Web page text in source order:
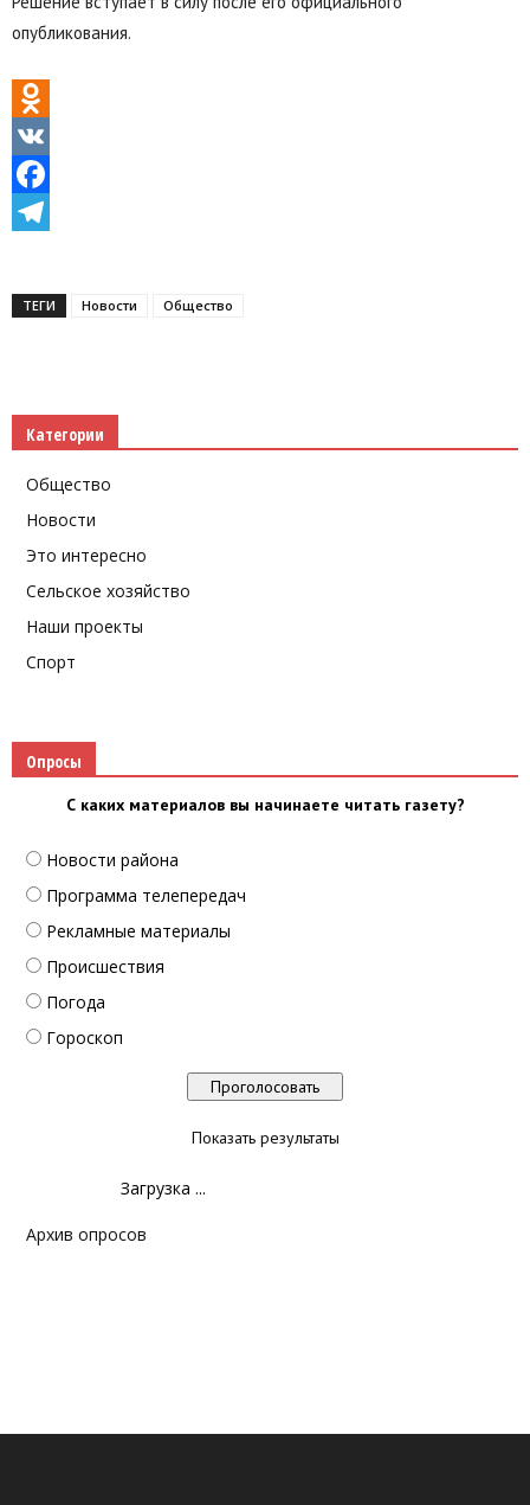
опубликования.
Odnoklassniki
VK
Facebook
ТЕГИ Новости Общество
Категории
Общество
Новости
Это интересно
Сельское хозяйство
Наши проекты
Спорт
Опросы
С каких материалов вы начинаете читать газету?
Новости района
Программа телепередач
Рекламные материалы
Происшествия
Погода
Гороскоп
Показать результаты
Загрузка ...
Архив опросов